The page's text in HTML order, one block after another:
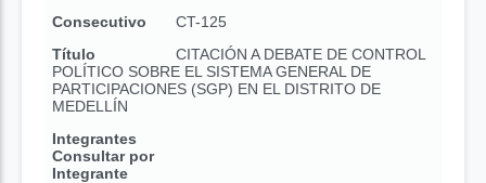
Consecutivo
CT-125
Título
CITACIÓN A DEBATE DE CONTROL
POLÍTICO SOBRE EL SISTEMA GENERAL DE
PARTICIPACIONES (SGP) EN EL DISTRITO DE
MEDELLÍN
Integrantes
Consultar por
Integrante